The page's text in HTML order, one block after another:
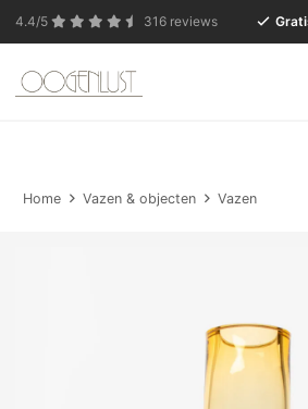
4.4/5 316 reviews
In verband met de zomervakantie is
Home Vazen & objecten Vazen